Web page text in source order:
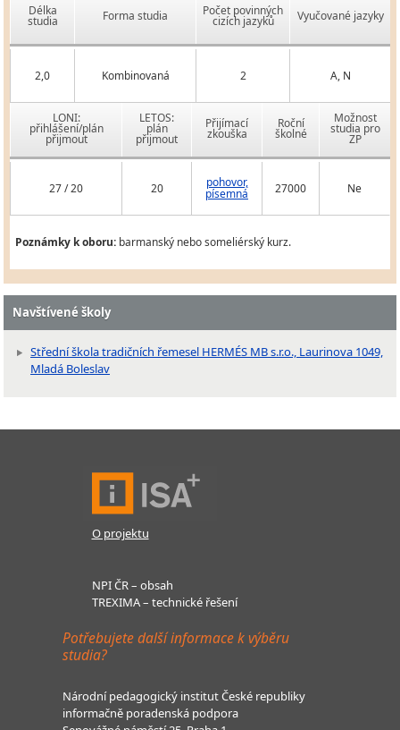
Délka
studia Forma studia Počet povinných
cizích jazyků Vyučované jazyky
2,0 Kombinovaná 2 A, N
LONI:
přihlášení/plán
přijmout
LETOS:
plán
přijmout
Přijímací
zkouška
Roční
školné
Možnost
studia pro
ZP
27 / 20 20 pohovor,
písemná 27000 Ne
Poznámky k oboru: barmanský nebo someliérský kurz.
Navštívené školy
Střední škola tradičních řemesel HERMÉS MB s.r.o., Laurinova 1049,
Mladá Boleslav
O projektu
NPI ČR – obsah
TREXIMA – technické řešení
Potřebujete další informace k výběru
studia?
Národní pedagogický institut České republiky
informačně poradenská podpora